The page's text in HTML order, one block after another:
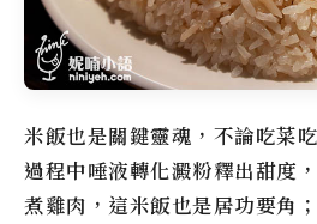
米飯也是關鍵靈魂，不論吃菜
過程中唾液轉化澱粉釋出甜度
煮雞肉，這米飯也是居功要角